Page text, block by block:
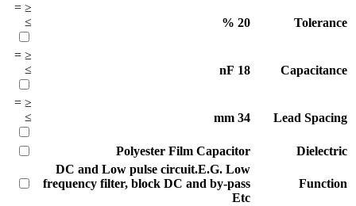
Tolerance
20
%
≤
=
≥
Capacitance
18
nF
≤
=
≥
Lead Spacing
34
mm
≤
=
≥
Dielectric
Polyester Film Capacitor
Function
DC and Low pulse circuit.E.G. Low
frequency filter, block DC and by-pass
Etc